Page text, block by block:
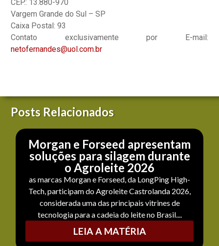
CEP.: 13.880-970
Vargem Grande do Sul – SP
Caixa Postal: 93
Contato exclusivamente por E-mail:
netofernandes@uol.com.br
Posts Relacionados
Morgan e Forseed apresentam
soluções para silagem durante
o Agroleite 2026
as marcas Morgan e Forseed, da LongPing High-
Tech, participam do Agroleite Castrolanda 2026,
considerada uma das principais vitrines de
tecnologia para a cadeia do leite no Brasil....
LEIA A MATÉRIA